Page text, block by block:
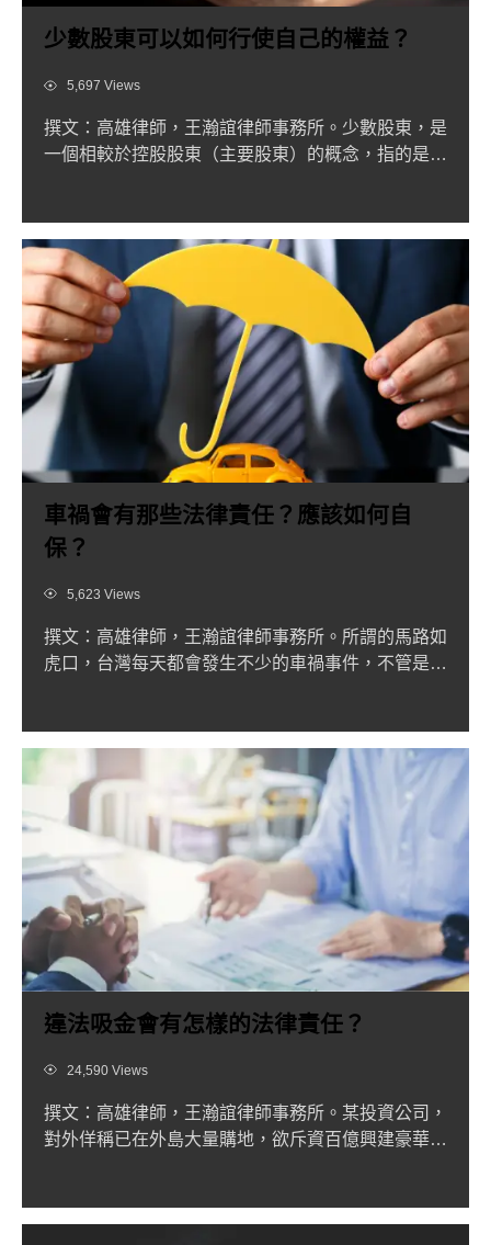
少數股東可以如何行使自己的權益？
Views5,697 Views
撰文：高雄律師，王瀚誼律師事務所。少數股東，是
一個相較於控股股東（主要股東）的概念，指的是持
車禍會有那些法律責任？應該如何自
保？
Views5,623 Views
撰文：高雄律師，王瀚誼律師事務所。所謂的馬路如
虎口，台灣每天都會發生不少的車禍事件，不管是年
違法吸金會有怎樣的法律責任？
Views24,590 Views
撰文：高雄律師，王瀚誼律師事務所。某投資公司，
對外佯稱已在外島大量購地，欲斥資百億興建豪華型